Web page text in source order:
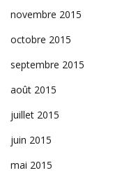
novembre 2015
octobre 2015
septembre 2015
août 2015
juillet 2015
juin 2015
mai 2015